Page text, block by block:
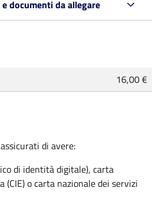
documenti da allegare
16,00 €
di avere:
di identità digitale), carta
(CIE) o carta nazionale dei servizi